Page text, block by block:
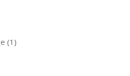
(1)